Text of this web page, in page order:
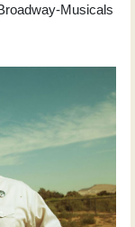
Musicals